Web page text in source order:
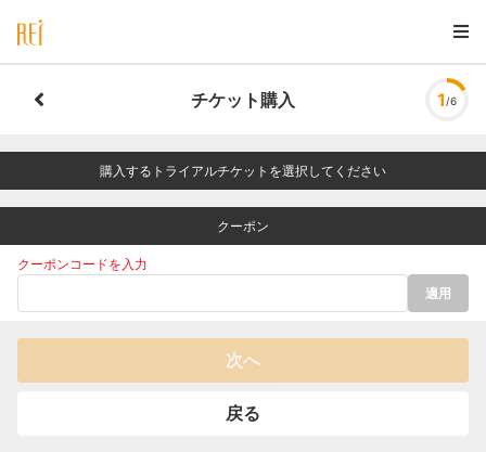
チケット購入 1 /6
購入するトライアルチケットを選択してください
クーポン
クーポンコードを入力
適用
次へ
戻る